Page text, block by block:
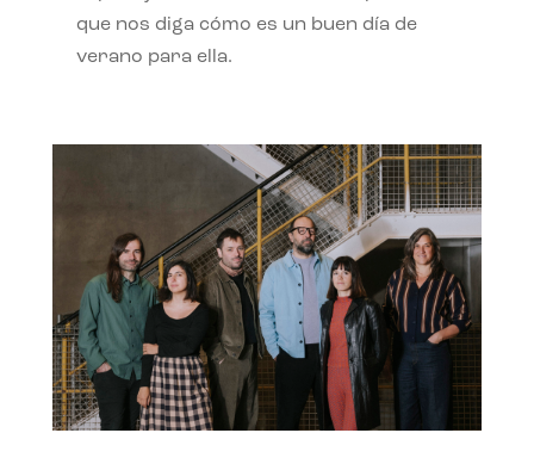
que nos diga cómo es un buen día de
verano para ella.